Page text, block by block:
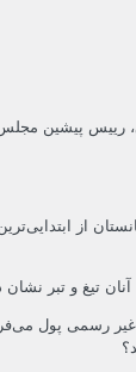
پلوسی، رییس
از
تیغ و تبر نشان
غیر رسمی پول